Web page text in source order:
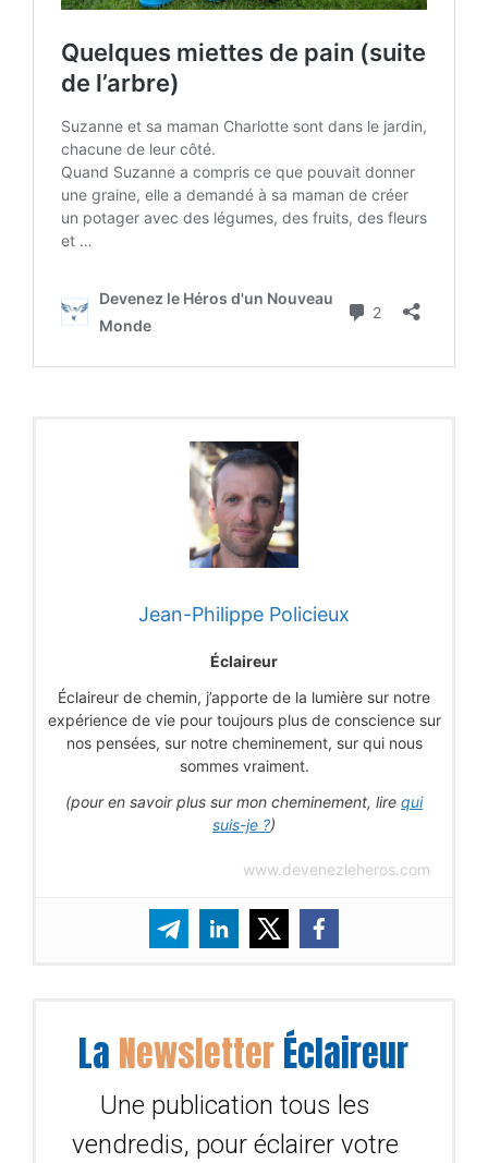
Jean-Philippe Policieux
Éclaireur
Éclaireur de chemin, j’apporte de la lumière sur notre
expérience de vie pour toujours plus de conscience sur
nos pensées, sur notre cheminement, sur qui nous
sommes vraiment.
(pour en savoir plus sur mon cheminement, lire qui
suis-je ?)
www.devenezleheros.com
La NewsletterÉclaireur
Une publication tous les
vendredis, pour éclairer votre